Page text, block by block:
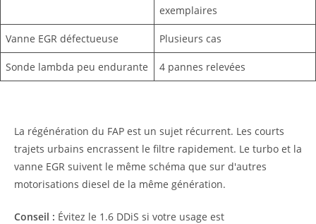
exemplaires
Vanne EGR défectueuse Plusieurs cas
Sonde lambda peu endurante 4 pannes relevées
La régénération du FAP est un sujet récurrent. Les courts
trajets urbains encrassent le filtre rapidement. Le turbo et la
vanne EGR suivent le même schéma que sur d'autres
motorisations diesel de la même génération.
Conseil : Évitez le 1.6 DDiS si votre usage est